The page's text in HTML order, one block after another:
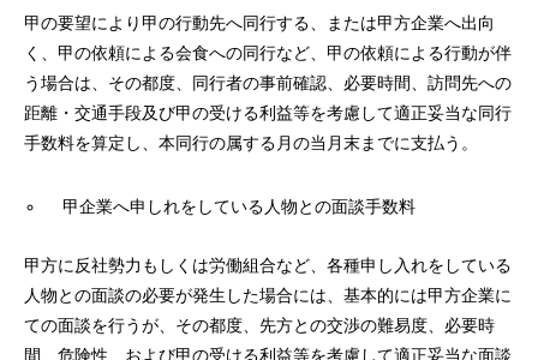
甲の要望により甲の行動先へ同行する、または甲方企業へ出向
く、甲の依頼による会食への同行など、甲の依頼による行動が伴
う場合は、その都度、同行者の事前確認、必要時間、訪問先への
距離・交通手段及び甲の受ける利益等を考慮して適正妥当な同行
手数料を算定し、本同行の属する月の当月末までに支払う。
甲企業へ申しれをしている人物との面談手数料
甲方に反社勢力もしくは労働組合など、各種申し入れをしている
人物との面談の必要が発生した場合には、基本的には甲方企業に
ての面談を行うが、その都度、先方との交渉の難易度、必要時
間、危険性、および甲の受ける利益等を考慮して適正妥当な面談